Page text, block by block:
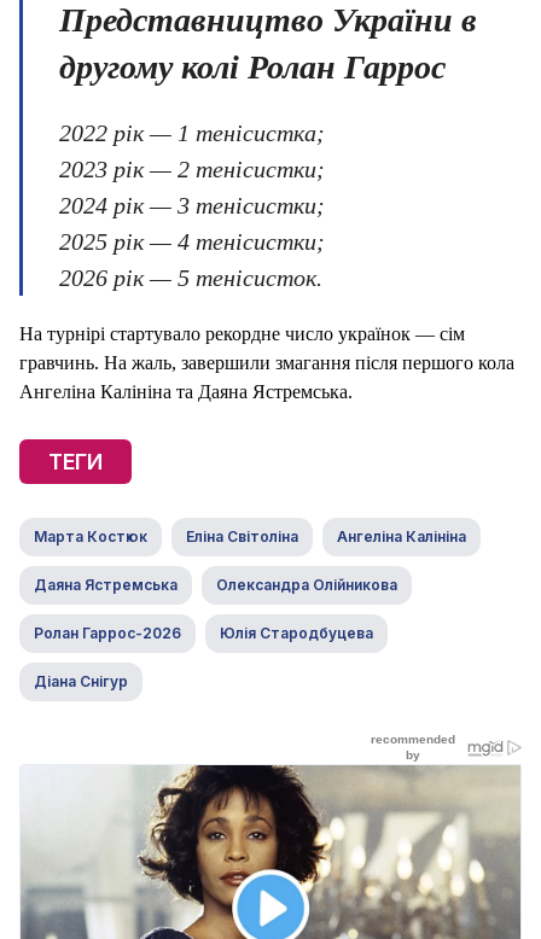
Представництво України в
другому колі Ролан Гаррос
2022 рік — 1 тенісистка;
2023 рік — 2 тенісистки;
2024 рік — 3 тенісистки;
2025 рік — 4 тенісистки;
2026 рік — 5 тенісисток.
На турнірі стартувало рекордне число українок — сім
гравчинь. На жаль, завершили змагання після першого кола
Ангеліна Калініна та Даяна Ястремська.
ТЕГИ
Марта Костюк Еліна Світоліна Ангеліна Калініна
Даяна Ястремська Олександра Олійникова
Ролан Гаррос-2026 Юлія Стародбуцева
Діана Снігур